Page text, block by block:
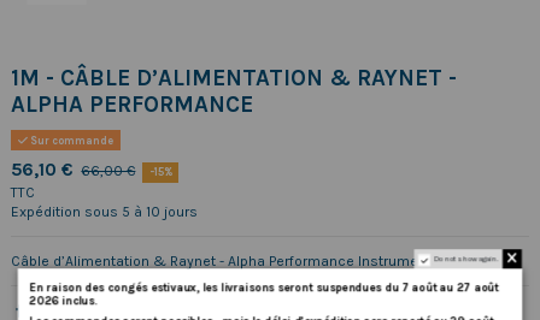
1M - CÂBLE D’ALIMENTATION & RAYNET -
ALPHA PERFORMANCE
Sur commande
56,10 € 66,00 € -15%
TTC
Expédition sous 5 à 10 jours
Câble d’Alimentation & Raynet - Alpha Performance Instrument 1mDo not show again.
En raison des congés estivaux, les livraisons seront suspendues du 7 août au 27 août
2026 inclus.